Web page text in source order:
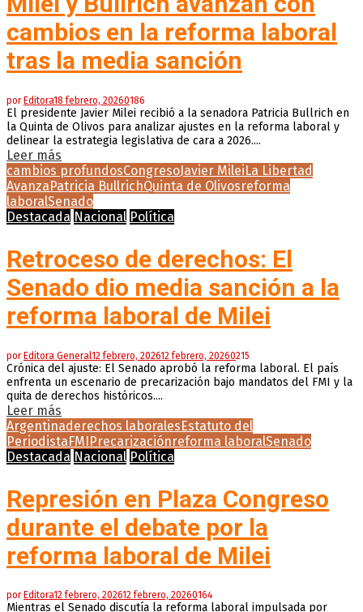
cambios en la reforma laboral
tras la media sanción
porEditora18 febrero, 20260186
El presidente Javier Milei recibió a la senadora Patricia Bullrich en
la Quinta de Olivos para analizar ajustes en la reforma laboral y
delinear la estrategia legislativa de cara a 2026....
Leer más
cambios profundosCongresoJavier MileiLa Libertad
AvanzaPatricia BullrichQuinta de Olivosreforma
laboralSenado
Destacada Nacional Política
Retroceso de derechos: El
Senado dio media sanción a la
reforma laboral de Milei
porEditora General12 febrero, 202612 febrero, 20260215
Crónica del ajuste: El Senado aprobó la reforma laboral. El país
enfrenta un escenario de precarización bajo mandatos del FMI y la
quita de derechos históricos....
Leer más
Argentinaderechos laboralesEstatuto del
PeriodistaFMIPrecarizaciónreforma laboralSenado
Destacada Nacional Política
Represión en Plaza Congreso
durante el debate por la
reforma laboral de Milei
por Editora12 febrero, 202612 febrero, 20260164
Mientras el Senado discutía la reforma laboral impulsada por